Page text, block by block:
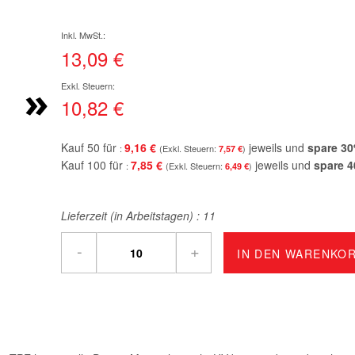
»
13,09 €
10,82 €
Kauf 50 für 9,16 € 7,57 € jeweils und spare 30
Kauf 100 für 7,85 € 6,49 € jeweils und spare
Lieferzeit (in Arbeitstagen) : 11
- + IN DEN